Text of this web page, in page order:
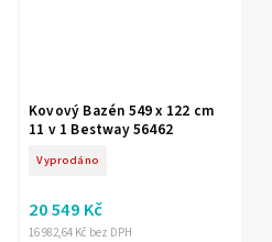
Kovový Bazén 549 x 122 cm
11 v 1 Bestway 56462
Vyprodáno
16 982,64 Kč bez DPH
20 549 Kč